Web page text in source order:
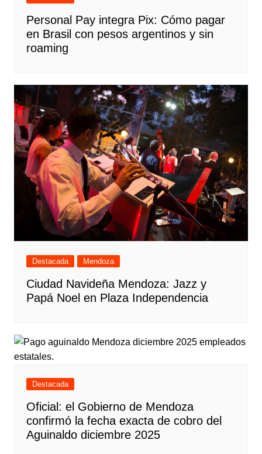
Personal Pay integra Pix: Cómo pagar
en Brasil con pesos argentinos y sin
roaming
Destacada Mendoza
Ciudad Navideña Mendoza: Jazz y
Papá Noel en Plaza Independencia
Destacada
Oficial: el Gobierno de Mendoza
confirmó la fecha exacta de cobro del
Aguinaldo diciembre 2025